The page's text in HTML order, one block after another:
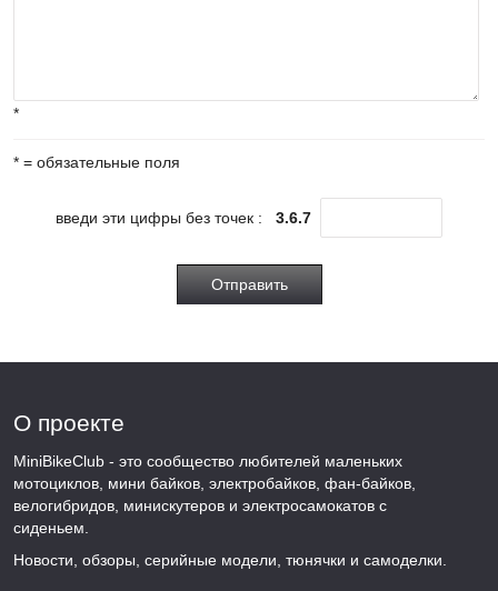
*
* = обязательные поля
введи эти цифры без точек : 3.6.7
Отправить
О проекте
MiniBikeClub - это сообщество любителей маленьких
мотоциклов, мини байков, электробайков, фан-байков,
велогибридов, минискутеров и электросамокатов с
сиденьем.
Новости, обзоры, серийные модели, тюнячки и самоделки.